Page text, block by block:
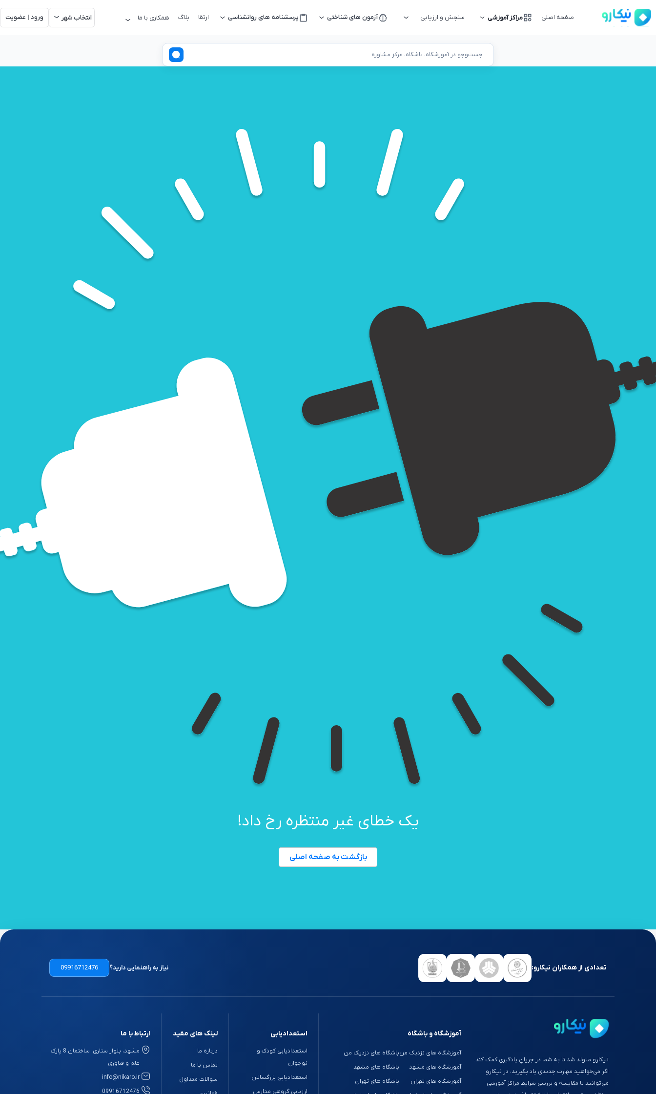
صفحه اصلی مراکز آموزشی سنجش و ارزیابی آزمون های شناختی پرسشنامه های روانشناسی ارتقا بلاگ همکاری با ما انتخاب شهر ورود | عضویت
جست‌وجو در آموزشگاه، باشگاه، مرکز مشاوره
یک خطای غیر منتظره رخ داد!
بازگشت به صفحه اصلی
تعدادی از همکاران نیکارو: نیاز به راهنمایی دارید؟ 09916712476
نیکارو متولد شد تا به شما در جریانِ یادگیری کمک کند.
اگر می‌خواهید مهارت جدیدی یاد بگیرید، در نیکارو
می‌توانید با مقایسه و بررسی شرایط مراکز آموزشی
آموزشگاه و باشگاه
آموزشگاه های نزدیک من
آموزشگاه های مشهد
آموزشگاه های تهران
باشگاه های نزدیک من
باشگاه های مشهد
باشگاه های تهران
استعدادیابی
استعدادیابی کودک و
نوجوان
استعدادیابی بزرگسالان
ارزیابی گروهی مدارس
لینک های مفید
درباره ما
تماس با ما
سوالات متداول
ارتباط با ما
مشهد، بلوار ستاری، ساختمان 8 پارک
علم و فناوری
info@nikaro.ir
09916712476